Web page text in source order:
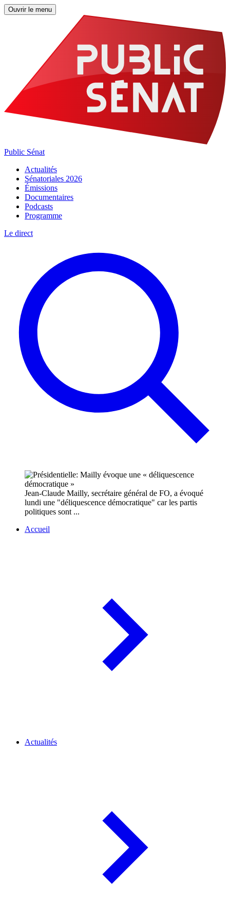
Ouvrir le menu
Public Sénat
Actualités
Sénatoriales 2026
Émissions
Documentaires
Podcasts
Programme
Le direct
Jean-Claude Mailly, secrétaire général de FO, a évoqué
lundi une "déliquescence démocratique" car les partis
politiques sont ...
Accueil
Actualités